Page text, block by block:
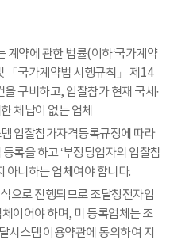
계약에 관한 법률(이하‘국가계약
「국가계약법 시행규칙」 제14
구비하고, 입찰참가 현재 국세·
체납이 없는 업체
입찰참가자격등록규정에 따라
록을 하고 ‘부정당업자의 입찰참
아니하는 업체여야 합니다.
으로 진행되므로 조달청전자입
이어야 하며, 미 등록업체는 조
시스템 이용약관에 동의하여 지